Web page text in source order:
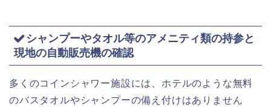
シャンプーやタオル等のアメニティ類の持参と
現地の自動販売機の確認
多くのコインシャワー施設には、ホテルのような無料
のバスタオルやシャンプーの備え付けはありません